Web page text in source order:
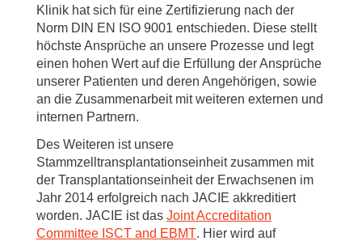
Klinik hat sich für eine Zertifizierung nach der
Norm DIN EN ISO 9001 entschieden. Diese stellt
höchste Ansprüche an unsere Prozesse und legt
einen hohen Wert auf die Erfüllung der Ansprüche
unserer Patienten und deren Angehörigen, sowie
an die Zusammenarbeit mit weiteren externen und
internen Partnern.
Des Weiteren ist unsere
Stammzelltransplantationseinheit zusammen mit
der Transplantationseinheit der Erwachsenen im
Jahr 2014 erfolgreich nach JACIE akkreditiert
worden. JACIE ist das Joint Accreditation
Committee ISCT and EBMT. Hier wird auf